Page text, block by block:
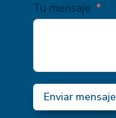
Tu mensaje
Enviar mensaje